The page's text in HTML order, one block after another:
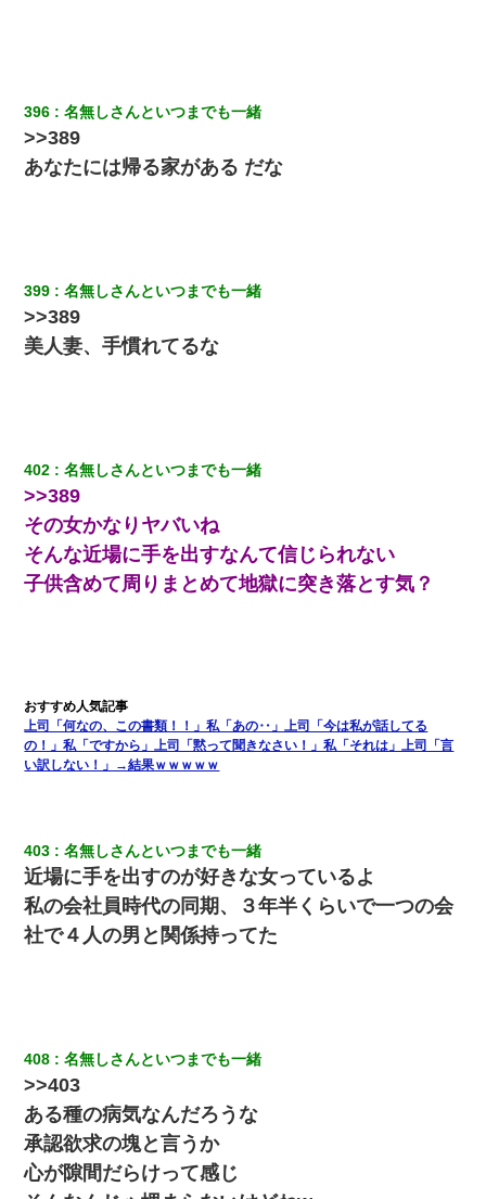
[緊急]ベロベロの女に声をかけて行為してきた結果
宅飲みで女友達の乳を見てしまった・・・
医者「糖尿病で余命1年です」 ワイ「知らんわｗどうせ死ぬなら
食べる量増やすわｗ」→結果ｗｗｗｗｗ
俺「初対面でなに言ったか覚えてる？」嫁「臭いんだよ！キモオ
タ？だっけ？」俺「だいたい合ってる。で、なんで告白してきた
の？」→
｢昨日はお兄ちゃんと一緒にお風呂に入っちゃった～｣とか毎日兄
の話をしていたA子が事故で亡くなった。→Ａ子のお母さんの話に
驚愕…
全く親しくないママ友Aから突然「飲み会しよう」と誘われたがお
断りした。後日Aの企みを知ってゾッとするやら腹立つやら！
妻と同居し始めたときから、よく妻が「どこかで音漏れしてな
嘘をついてフリン旅行へ出かけた嫁→翌日、嫁「ただいま～」旦
那「娘がシんだよ。何度も連絡したのに…」嫁「えっ」→なん
と・・・
17年飼っていた犬が亡くなった。鼻水垂らし嗚咽する私に、猫が
近づいて頭突きをしてきて…
アパートのドアに『ハンザイ者！この人はさいあくの人です』と
張り紙が！大家「面倒はごめんだよ」私「はあ」→警察に行き、
見回りで犯人が捕まったが、それが…｜生活｜ヌルポあんてな
私が遺産を相続。→それを知った義両親が「旅行代金を出せ！」
396 名無しさんといつまでも一緒
>>389
あなたには帰る家がある だな
399 名無しさんといつまでも一緒
>>389
美人妻、手慣れてるな
402 名無しさんといつまでも一緒
>>389
その女かなりヤバいね
そんな近場に手を出すなんて信じられない
子供含めて周りまとめて地獄に突き落とす気？
上司「何なの、この書類！！」私「あの‥」上司「今は私が話してる
の！」私「ですから」上司「黙って聞きなさい！」私「それは」上司「言
い訳しない！」→結果ｗｗｗｗｗ
403 名無しさんといつまでも一緒
近場に手を出すのが好きな女っているよ
私の会社員時代の同期、３年半くらいで一つの会
社で４人の男と関係持ってた
408 名無しさんといつまでも一緒
>>403
ある種の病気なんだろうな
承認欲求の塊と言うか
心が隙間だらけって感じ